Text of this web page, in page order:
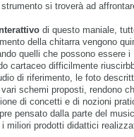
si troverà ad
di questo maniale,
della chitarra vengono
quelli che possono essere i
cartaceo difficilmente
di riferimento, le foto
schemi proposti, rendono
di concetti e di nozioni
pensato dalla parte del
miliori prodotti didattici